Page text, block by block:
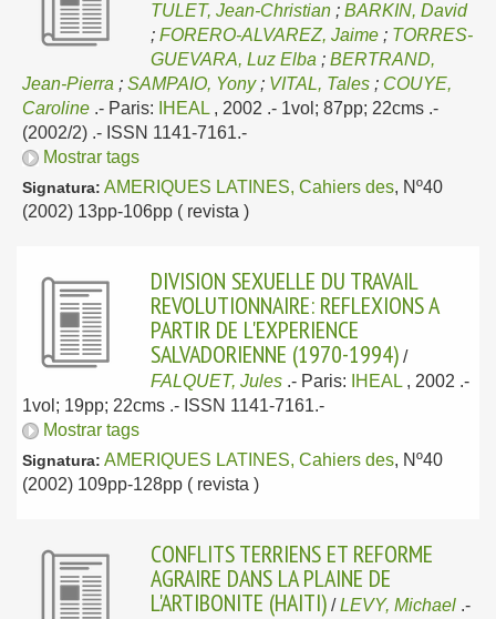
TULET, Jean-Christian ; BARKIN, David
; FORERO-ALVAREZ, Jaime ; TORRES-
GUEVARA, Luz Elba ; BERTRAND,
Jean-Pierra ; SAMPAIO, Yony; VITAL, Tales ; COUYE,
Caroline .- Paris: IHEAL , 2002 .- 1vol; 87pp; 22cms .-
(2002/2) .- ISSN 1141-7161.-
Mostrar tags
Signatura: AMERIQUES LATINES, Cahiers des, Nº40
(2002) 13pp-106pp ( revista )
DIVISION SEXUELLE DU TRAVAIL
REVOLUTIONNAIRE: REFLEXIONS A
PARTIR DE L'EXPERIENCE
SALVADORIENNE (1970-1994) /
FALQUET, Jules .- Paris: IHEAL , 2002 .-
1vol; 19pp; 22cms .- ISSN 1141-7161.-
Mostrar tags
Signatura: AMERIQUES LATINES, Cahiers des, Nº40
(2002) 109pp-128pp ( revista )
CONFLITS TERRIENS ET REFORME
AGRAIRE DANS LA PLAINE DE
L'ARTIBONITE (HAITI) /LEVY, Michael .-